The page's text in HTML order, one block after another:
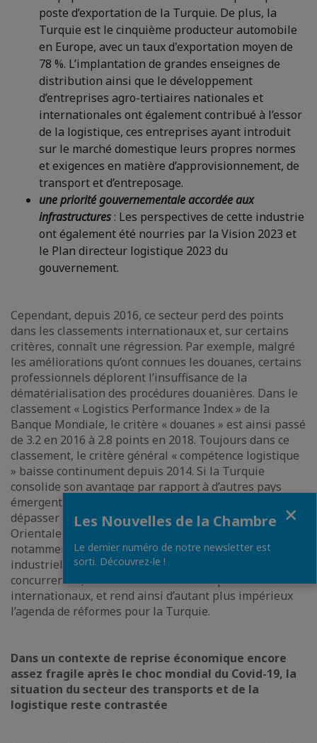
poste d’exportation de la Turquie. De plus, la
Turquie est le cinquième producteur automobile
en Europe, avec un taux d'exportation moyen de
78 %. L’implantation de grandes enseignes de
distribution ainsi que le développement
d’entreprises agro-tertiaires nationales et
internationales ont également contribué à l’essor
de la logistique, ces entreprises ayant introduit
sur le marché domestique leurs propres normes
et exigences en matière d’approvisionnement, de
transport et d’entreposage.
une priorité gouvernementale accordée aux
infrastructures: Les perspectives de cette industrie
ont également été nourries par la Vision 2023 et
le Plan directeur logistique 2023 du
gouvernement.
Cependant, depuis 2016, ce secteur perd des points
dans les classements internationaux et, sur certains
critères, connaît une régression. Par exemple, malgré
les améliorations qu’ont connues les douanes, certains
professionnels déplorent l’insuffisance de la
dématérialisation des procédures douanières. Dans le
classement « Logistics Performance Index » de la
Banque Mondiale, le critère « douanes » est ainsi passé
de 3.2 en 2016 à 2.8 points en 2018. Toujours dans ce
classement, le critère général « compétence logistique
» baisse continument depuis 2014. Si la Turquie
consolide son avantage par rapport à d’autres pays
émergents (Inde, Brésil), elle se fait désormais
dépasser par bien des pays d’Europe Centrale et
Orientale, qui sont susceptibles de la concurrencer,
notamment dans l’attraction des investissements
industriels. La crise sanitaire actuelle exacerbe ces
concurrences, sur fond de chute drastique des volumes
internationaux, et rend ainsi d’autant plus impérieux
l’agenda de réformes pour la Turquie.
Dans un contexte de reprise économique encore
assez fragile après le choc mondial du Covid-19, la
situation du secteur des transports et de la
logistique reste contrastée
Les Nouvelles de la Chambre
Le dernier numéro de notre newsletter est
sorti. Découvrez-le !